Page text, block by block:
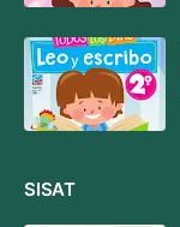
SISAT